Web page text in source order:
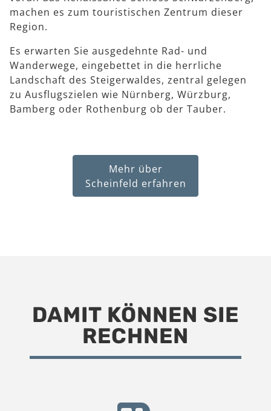
machen es zum touristischen Zentrum dieser
Region.
Es erwarten Sie ausgedehnte Rad- und
Wanderwege, eingebettet in die herrliche
Landschaft des Steigerwaldes, zentral gelegen
zu Ausflugszielen wie Nürnberg, Würzburg,
Bamberg oder Rothenburg ob der Tauber.
Mehr über
Scheinfeld erfahren
DAMIT KÖNNEN SIE
RECHNEN